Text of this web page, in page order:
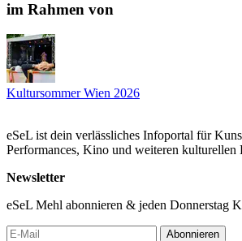
Electronic musician: Nandele
...Mehr lesen
im Rahmen von
Kultursommer Wien 2026
eSeL ist dein verlässliches Infoportal für
Performances, Kino und weiteren kulturellen
Newsletter
eSeL Mehl abonnieren & jeden Donnerstag
Abonnieren